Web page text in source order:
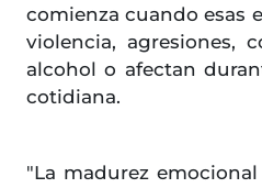
comienza cuando esas
violencia, agresiones,
alcohol o afectan
cotidiana.
"La madurez